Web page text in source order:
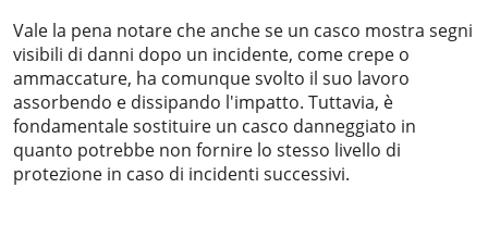
Vale la pena notare che anche se un casco mostra segni
visibili di danni dopo un incidente, come crepe o
ammaccature, ha comunque svolto il suo lavoro
assorbendo e dissipando l'impatto. Tuttavia, è
fondamentale sostituire un casco danneggiato in
quanto potrebbe non fornire lo stesso livello di
protezione in caso di incidenti successivi.